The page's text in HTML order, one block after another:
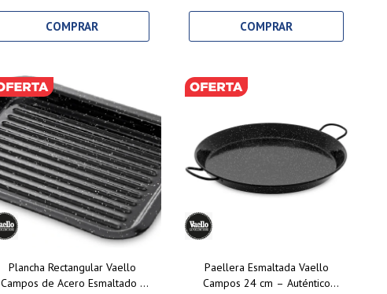
Plancha Rectangular Vaello
Campos de Acero Esmaltado -
Paellera Esmaltada Vaello
Campos 24 cm – Auténtico